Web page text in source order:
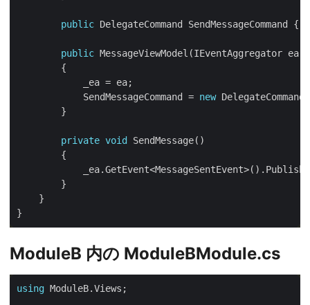
public DelegateCommand SendMessageCommand {
public
            SendMessageCommand =
new
private void
ModuleB 内の ModuleBModule.cs
using